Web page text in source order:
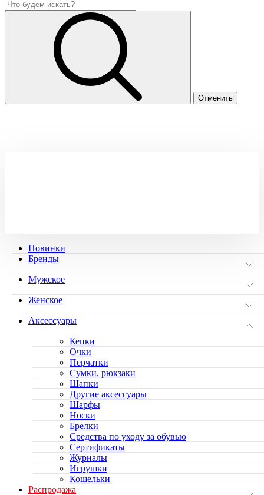
Новинки
Бренды
Мужское
Женское
Аксессуары
Кепки
Очки
Перчатки
Сумки, рюкзаки
Шапки
Другие аксессуары
Шарфы
Носки
Брелки
Средства по уходу за обувью
Сертификаты
Журналы
Игрушки
Кошельки
Распродажа